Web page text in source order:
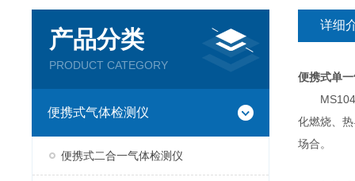
产品分类
PRODUCT CATEGORY
便携式气体检测仪
便携式二合一气体检测仪
详细
便携式单
MS104K-
化燃烧、
场合。